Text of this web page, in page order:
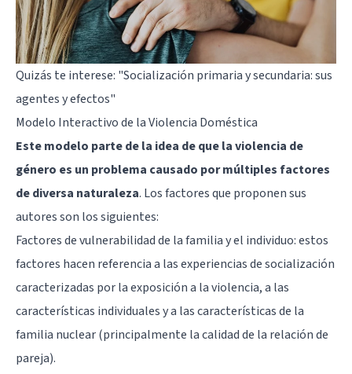
Quizás te interese: "Socialización primaria y secundaria: sus
agentes y efectos"
Modelo Interactivo de la Violencia Doméstica
Este modelo parte de la idea de que la violencia de
género es un problema causado por múltiples factores
de diversa naturaleza. Los factores que proponen sus
autores son los siguientes:
Factores de vulnerabilidad de la familia y el individuo: estos
factores hacen referencia a las experiencias de socialización
caracterizadas por la exposición a la violencia, a las
características individuales y a las características de la
familia nuclear (principalmente la calidad de la relación de
pareja).